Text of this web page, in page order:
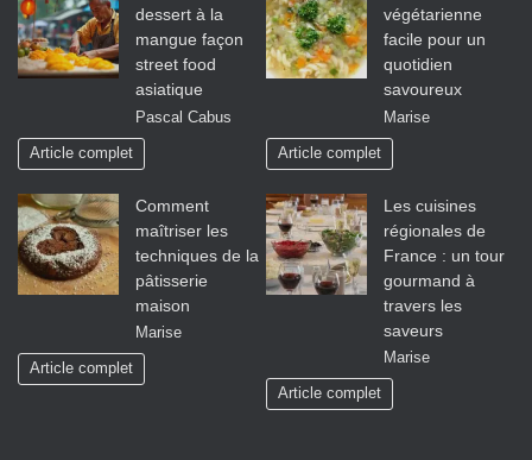
dessert à la
mangue façon
street food
asiatique
Pascal Cabus
Article complet
végétarienne
facile pour un
quotidien
savoureux
Marise
Article complet
Comment
maîtriser les
techniques de la
pâtisserie
maison
Marise
Article complet
Les cuisines
régionales de
France : un tour
gourmand à
travers les
saveurs
Marise
Article complet